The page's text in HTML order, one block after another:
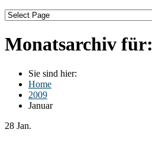
Monatsarchiv für:
Sie sind hier:
Home
2009
Januar
28 Jan.